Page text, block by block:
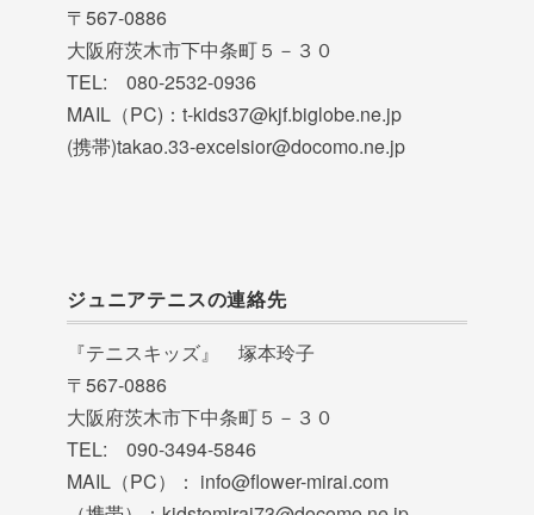
〒567-0886
大阪府茨木市下中条町５－３０
TEL: 080-2532-0936
MAIL（PC)：t-kids37@kjf.biglobe.ne.jp
(携帯)takao.33-excelsior@docomo.ne.jp
ジュニアテニスの連絡先
『テニスキッズ』 塚本玲子
〒567-0886
大阪府茨木市下中条町５－３０
TEL: 090-3494-5846
MAIL（PC）： info@flower-mirai.com